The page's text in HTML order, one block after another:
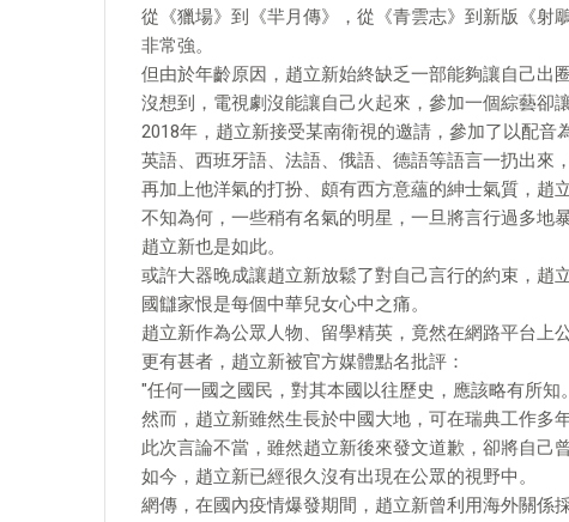
從《獵場》到《羋月傳》，從《青雲志》到新版《射
非常強。
但由於年齡原因，趙立新始終缺乏一部能夠讓自己出圈
沒想到，電視劇沒能讓自己火起來，參加一個綜藝卻
2018年，趙立新接受某南衛視的邀請，參加了以配音
英語、西班牙語、法語、俄語、德語等語言一扔出來
再加上他洋氣的打扮、頗有西方意蘊的紳士氣質，趙
不知為何，一些稍有名氣的明星，一旦將言行過多地
趙立新也是如此。
或許大器晚成讓趙立新放鬆了對自己言行的約束，趙
國讎家恨是每個中華兒女心中之痛。
趙立新作為公眾人物、留學精英，竟然在網路平台上
更有甚者，趙立新被官方媒體點名批評：
"任何一國之國民，對其本國以往歷史，應該略有所
然而，趙立新雖然生長於中國大地，可在瑞典工作多
此次言論不當，雖然趙立新後來發文道歉，卻將自己
如今，趙立新已經很久沒有出現在公眾的視野中。
網傳，在國內疫情爆發期間，趙立新曾利用海外關係